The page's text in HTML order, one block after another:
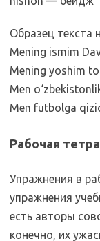
Образец текста
Mening ismim
Mening yoshim
Men
Men futbolga
Рабочая
Упражнения в
упражнения
есть авторы
конечно, их